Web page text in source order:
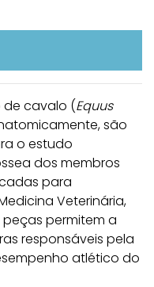
de cavalo (Equus
são
o estudo
dos membros
para
Veterinária,
permitem a
responsáveis pela
atlético do